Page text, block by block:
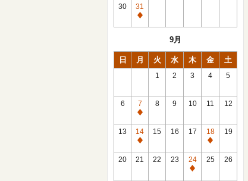
館
日
30
31
休
9月
日 月 火 水 木 金 土
1 2 3 4 5
6
7
休
館
日
8 9 10 11 12
13
14
休
館
15 16 17
18
休
館
19
20 21 22 23
24
休
25 26